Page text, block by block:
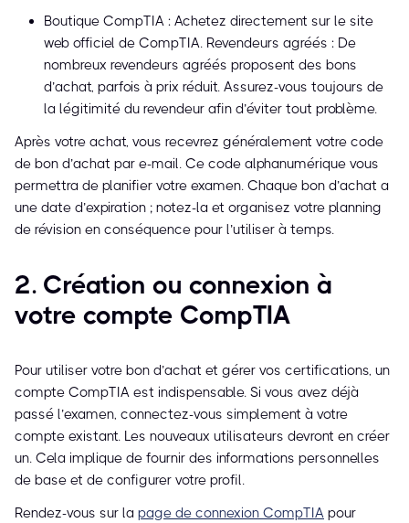
Boutique CompTIA : Achetez directement sur le site
web officiel de CompTIA. Revendeurs agréés : De
nombreux revendeurs agréés proposent des bons
d’achat, parfois à prix réduit. Assurez-vous toujours de
la légitimité du revendeur afin d’éviter tout problème.
Après votre achat, vous recevrez généralement votre code
de bon d’achat par e-mail. Ce code alphanumérique vous
permettra de planifier votre examen. Chaque bon d’achat a
une date d’expiration ; notez-la et organisez votre planning
de révision en conséquence pour l’utiliser à temps.
2. Création ou connexion à
votre compte CompTIA
Pour utiliser votre bon d’achat et gérer vos certifications, un
compte CompTIA est indispensable. Si vous avez déjà
passé l’examen, connectez-vous simplement à votre
compte existant. Les nouveaux utilisateurs devront en créer
un. Cela implique de fournir des informations personnelles
de base et de configurer votre profil.
Rendez-vous sur la page de connexion CompTIA pour